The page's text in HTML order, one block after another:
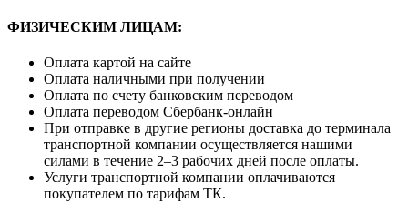
ФИЗИЧЕСКИМ ЛИЦАМ:
Оплата картой на сайте
Оплата наличными при получении
Оплата по счету банковским переводом
Оплата переводом Сбербанк-онлайн
При отправке в другие регионы доставка до терминала
транспортной компании осуществляется нашими
силами в течение 2–3 рабочих дней после оплаты.
Услуги транспортной компании оплачиваются
покупателем по тарифам ТК.